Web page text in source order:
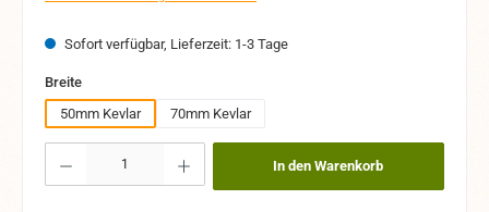
Sofort verfügbar, Lieferzeit: 1-3 Tage
Breiteauswählen
50mm Kevlar
70mm Kevlar
In den Warenkorb